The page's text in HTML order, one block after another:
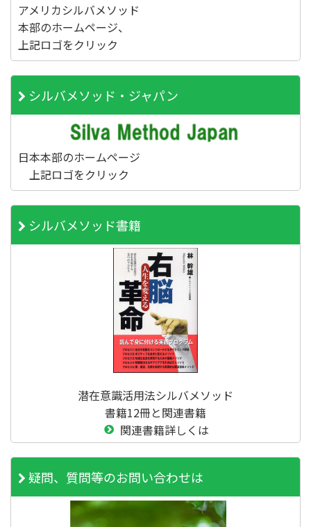
アメリカシルバメソッド
本部のホームページ、
上記ロゴをクリック
シルバメソッド・ジャパン
日本本部のホームページ
上記ロゴをクリック
シルバメソッド書籍
潜在意識活用法シルバメソッド
書籍12冊と関連書籍
関連書籍詳しくは
疑問、質問等のお問い合わせは